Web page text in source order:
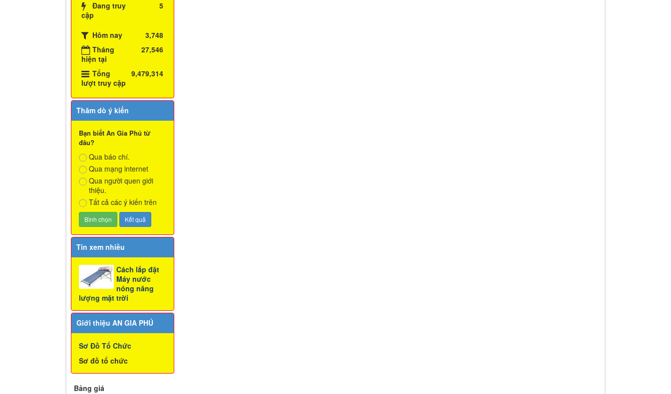
Đang truy
cập
5
Hôm nay
3,748
Tháng
hiện tại
27,546
Tổng
lượt truy cập
9,479,314
Thăm dò ý kiến
Bạn biết An Gia Phú từ
đâu?
Qua báo chí.
Qua mạng internet
Qua người quen giới
thiệu.
Tất cả các ý kiến trên
Tin xem nhiều
Cách lắp đặt
Máy nước
nóng năng
lượng mặt trời
Giới thiệu AN GIA PHÚ
Sơ Đồ Tổ Chức
Sơ đồ tổ chức
Bảng giá